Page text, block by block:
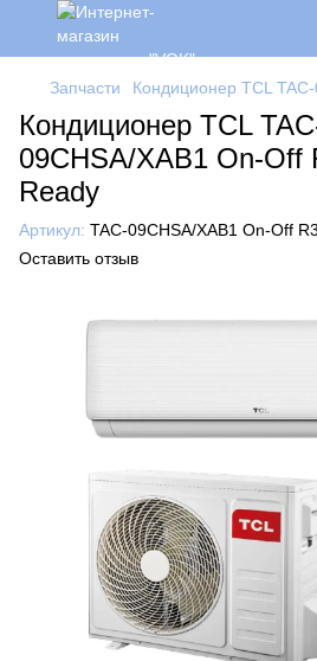
Запчасти Кондиционер TCL
Кондиционер TCL
09CHSA/XAB1 On-Off
Ready
Артикул: TAC-09CHSA/XAB1 On-Off
Оставить отзыв